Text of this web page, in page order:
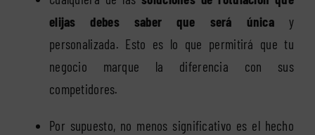
elijas debes saber que será únicay
personalizada. Esto es lo que permitirá que tu
negocio marque la diferencia con sus
competidores.
Por supuesto, no menos significativo es el hecho